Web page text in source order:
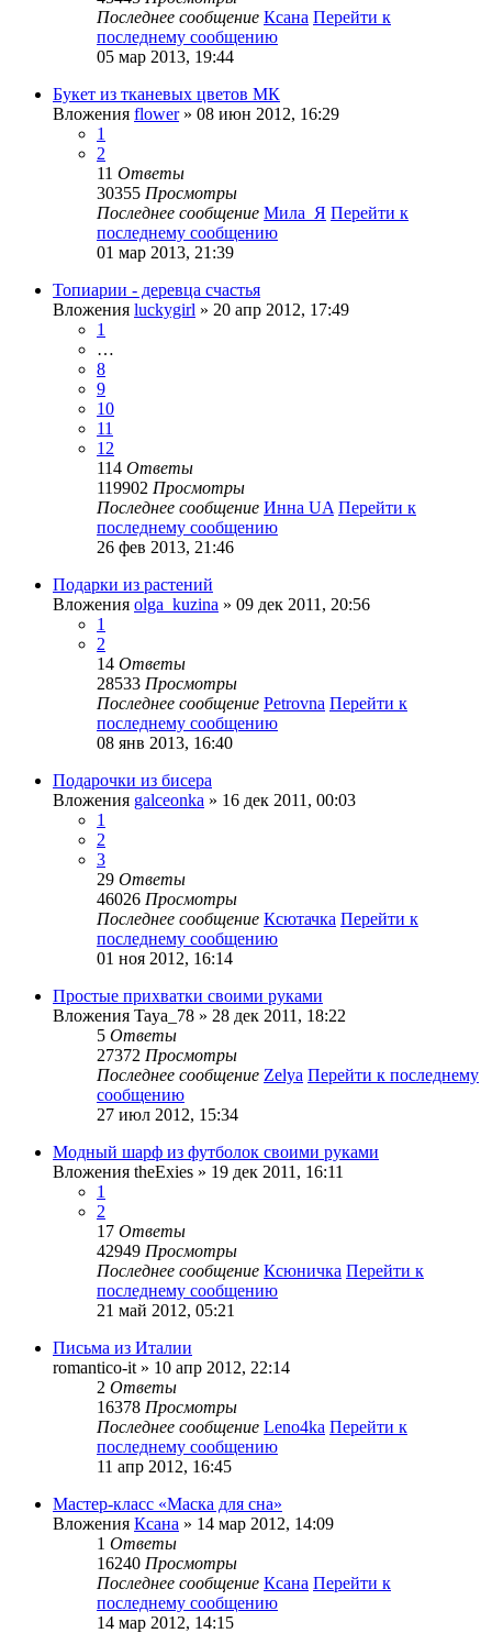
Последнее сообщение Ксана Перейти к
последнему сообщению
05 мар 2013, 19:44
Букет из тканевых цветов МК
Вложения flower» 08 июн 2012, 16:29
1
2
11 Ответы
30355 Просмотры
Последнее сообщение Мила_Я Перейти к
последнему сообщению
01 мар 2013, 21:39
Топиарии - деревца счастья
Вложения luckygirl » 20 апр 2012, 17:49
1
…
8
9
10
11
12
114 Ответы
119902 Просмотры
Последнее сообщение Инна UA Перейти к
последнему сообщению
26 фев 2013, 21:46
Подарки из растений
Вложения olga_kuzina » 09 дек 2011, 20:56
1
2
14 Ответы
28533 Просмотры
Последнее сообщение Petrovna Перейти к
последнему сообщению
08 янв 2013, 16:40
Подарочки из бисера
Вложения galceonka » 16 дек 2011, 00:03
1
2
3
29 Ответы
46026 Просмотры
Последнее сообщение Ксютачка Перейти к
последнему сообщению
01 ноя 2012, 16:14
Простые прихватки своими руками
Вложения Taya_78 » 28 дек 2011, 18:22
5 Ответы
27372 Просмотры
Последнее сообщение Zelya Перейти к последнему
сообщению
27 июл 2012, 15:34
Модный шарф из футболок своими руками
Вложения theExies » 19 дек 2011, 16:11
1
2
17 Ответы
42949 Просмотры
Последнее сообщение Ксюничка Перейти к
последнему сообщению
21 май 2012, 05:21
Письма из Италии
romantico-it » 10 апр 2012, 22:14
2 Ответы
16378 Просмотры
Последнее сообщение Leno4ka Перейти к
последнему сообщению
11 апр 2012, 16:45
Мастер-класс «Маска для сна»
Вложения Ксана » 14 мар 2012, 14:09
1 Ответы
16240 Просмотры
Последнее сообщение Ксана Перейти к
последнему сообщению
14 мар 2012, 14:15